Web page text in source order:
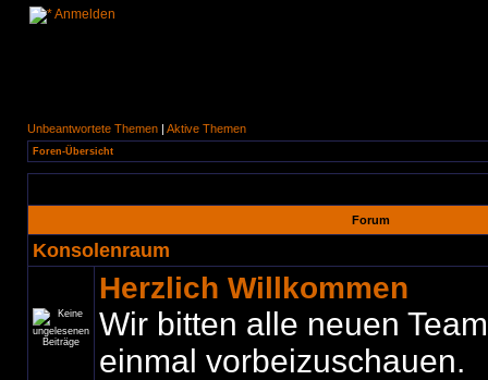
Anmelden
Unbeantwortete Themen | Aktive Themen
Foren-Übersicht
Forum
Konsolenraum
Herzlich Willkommen
Wir bitten alle neuen
einmal vorbeizuschauen.